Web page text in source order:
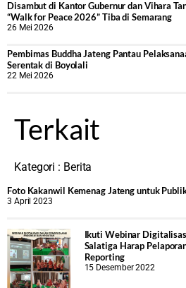
Disambut di Kantor Gubernur dan Vihara
“Walk for Peace 2026” Tiba di Semarang
26 Mei 2026
‎Pembimas Buddha Jateng Pantau
Serentak di Boyolali
22 Mei 2026
Terkait
Kategori : Berita
Foto Kakanwil Kemenag Jateng untuk
3 April 2023
Ikuti Webinar
Salatiga Harap
Reporting
15 Desember 2022